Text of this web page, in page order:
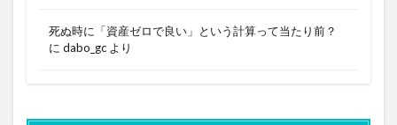
死ぬ時に「資産ゼロで良い」という計算って当たり前？
に dabo_gc より